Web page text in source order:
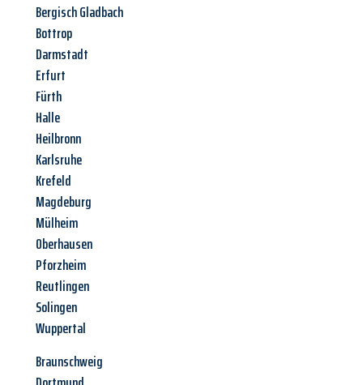
Bergisch Gladbach
Bottrop
Darmstadt
Erfurt
Fürth
Halle
Heilbronn
Karlsruhe
Krefeld
Magdeburg
Mülheim
Oberhausen
Pforzheim
Reutlingen
Solingen
Wuppertal
Braunschweig